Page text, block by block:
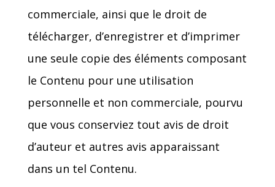
commerciale, ainsi que le droit de
télécharger, d’enregistrer et d’imprimer
une seule copie des éléments composant
le Contenu pour une utilisation
personnelle et non commerciale, pourvu
que vous conserviez tout avis de droit
d’auteur et autres avis apparaissant
dans un tel Contenu.